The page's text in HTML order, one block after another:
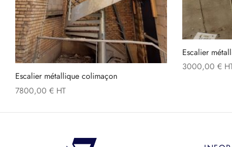
Escalier métallique colimaçon
7800,00 €
Escalier
3000,00 €